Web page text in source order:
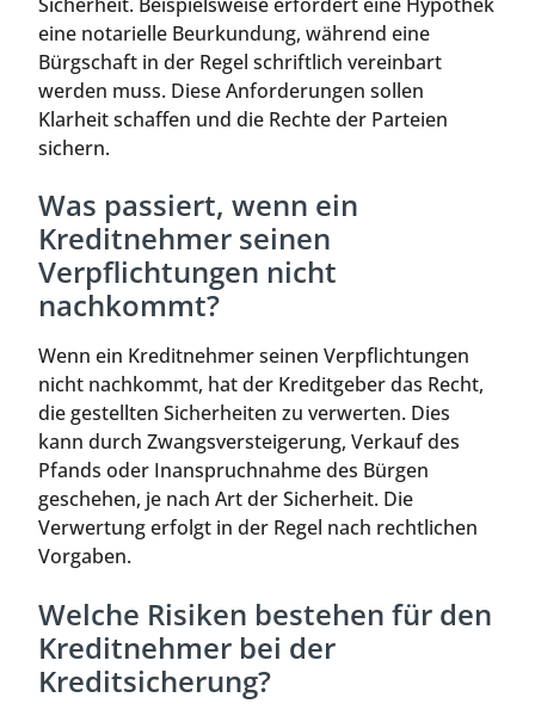
eine notarielle Beurkundung, während eine
Bürgschaft in der Regel schriftlich vereinbart
werden muss. Diese Anforderungen sollen
Klarheit schaffen und die Rechte der Parteien
sichern.
Was passiert, wenn ein
Kreditnehmer seinen
Verpflichtungen nicht
nachkommt?
Wenn ein Kreditnehmer seinen Verpflichtungen
nicht nachkommt, hat der Kreditgeber das Recht,
die gestellten Sicherheiten zu verwerten. Dies
kann durch Zwangsversteigerung, Verkauf des
Pfands oder Inanspruchnahme des Bürgen
geschehen, je nach Art der Sicherheit. Die
Verwertung erfolgt in der Regel nach rechtlichen
Vorgaben.
Welche Risiken bestehen für den
Kreditnehmer bei der
Kreditsicherung?